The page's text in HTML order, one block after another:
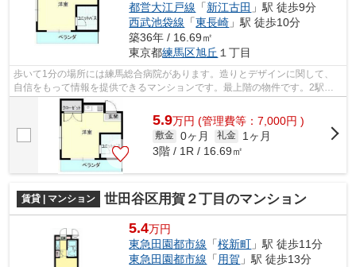
都営大江戸線 「新江古田 」駅 徒歩9分
西武池袋線 「東長崎 」駅 徒歩10分
築36年 / 16.69㎡
東京都練馬区旭丘 １丁目
歩いて1分の場所には練馬総合病院があります。造りとデザインに関して、
自信をもって情報を提供できるマンションです。最上階の物件です。2駅利
用できる場所にあるので利便性が高いで...
5.9万円 (管理費等：7,000円 )
敷金 0ヶ月 礼金
1ヶ月
3階 / 1R / 16.69㎡
賃貸 | マンション 世田谷区用賀２丁目のマンション
5.4万円
東急田園都市線 「桜新町 」駅 徒歩11分
東急田園都市線 「用賀 」駅 徒歩13分